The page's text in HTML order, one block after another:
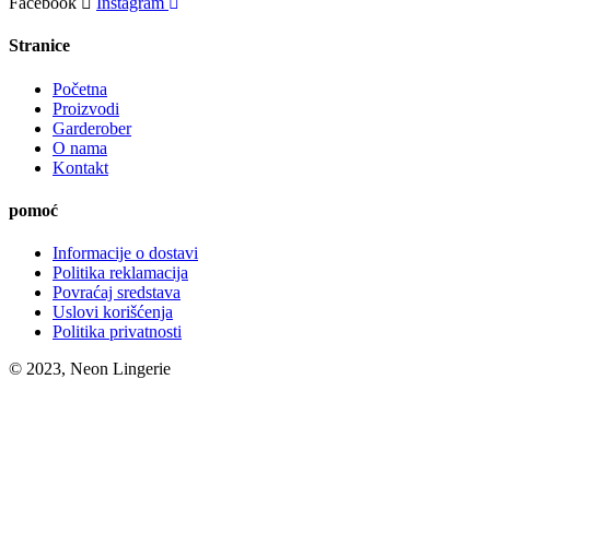
Stranice
Početna
Proizvodi
Garderober
O nama
Kontakt
pomoć
Informacije o dostavi
Politika reklamacija
Povraćaj sredstava
Uslovi korišćenja
Politika privatnosti
© 2023, Neon Lingerie